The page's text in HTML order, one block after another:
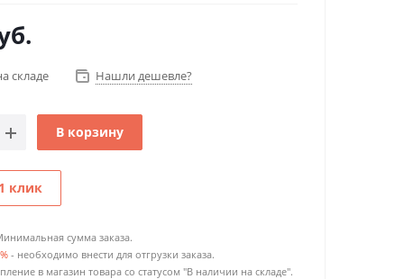
складе Нашли дешевле?
В корзину
клик
сумма заказа.
- необходимо внести для отгрузки заказа.
в магазин товара со статусом "В наличии на складе".